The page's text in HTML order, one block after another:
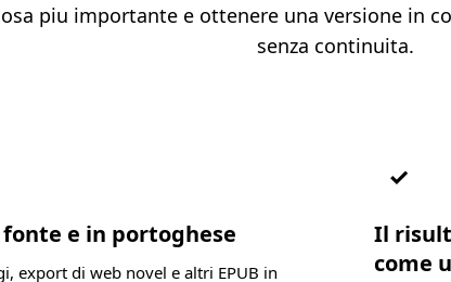
piu importante e ottenere una versione in
senza continuita.
e in portoghese
export di web novel e altri EPUB in
✓
Il
come